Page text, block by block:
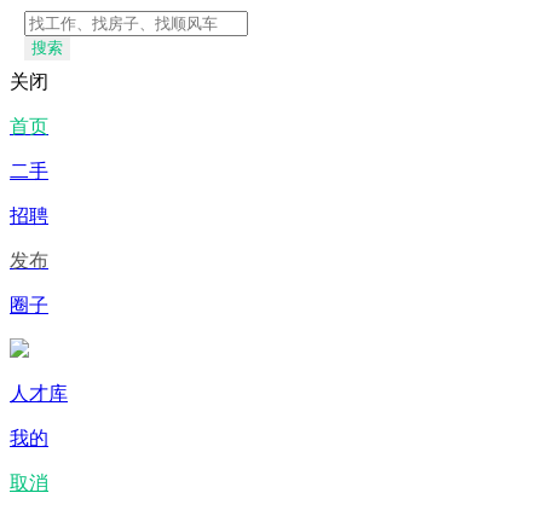
搜索
关闭
首页
二手
招聘
发布
圈子
人才库
我的
取消